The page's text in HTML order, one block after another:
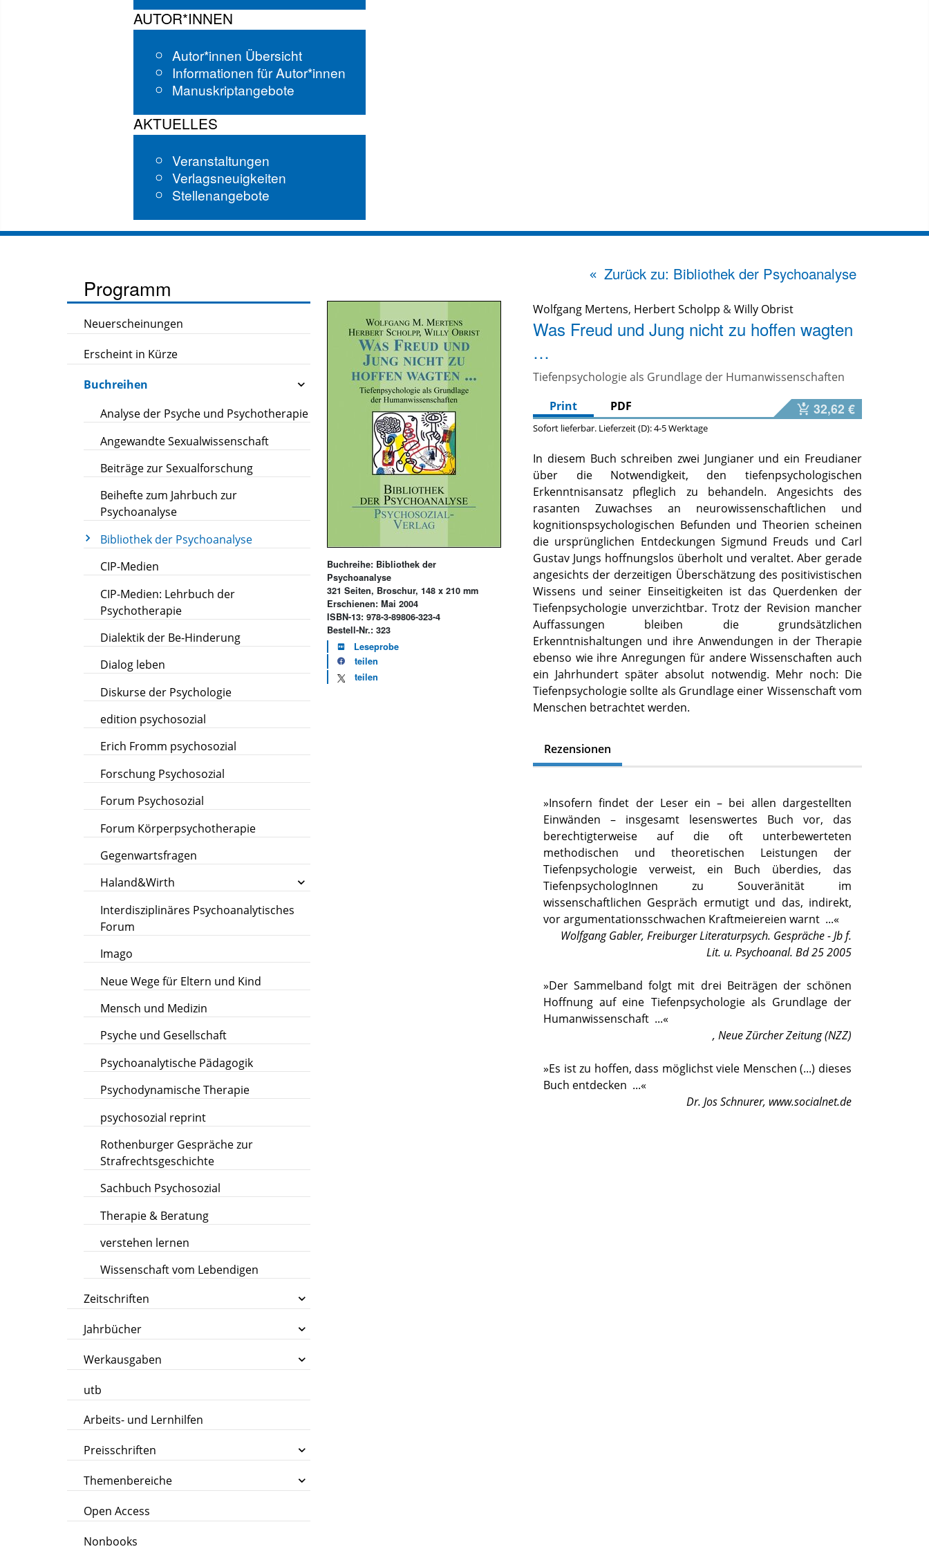
AUTOR*INNEN
Autor*innen Übersicht
Informationen für Autor*innen
Manuskriptangebote
AKTUELLES
Veranstaltungen
Verlagsneuigkeiten
Stellenangebote
Programm
Neuerscheinungen
Erscheint in Kürze
Buchreihen
Analyse der Psyche und Psychotherapie
Angewandte Sexualwissenschaft
Beiträge zur Sexualforschung
Beihefte zum Jahrbuch zur
Psychoanalyse
Bibliothek der Psychoanalyse
CIP-Medien
CIP-Medien: Lehrbuch der
Psychotherapie
Dialektik der Be-Hinderung
Dialog leben
Diskurse der Psychologie
edition psychosozial
Erich Fromm psychosozial
Forschung Psychosozial
Forum Psychosozial
Forum Körperpsychotherapie
Gegenwartsfragen
Haland&Wirth
Interdisziplinäres Psychoanalytisches
Forum
Imago
Neue Wege für Eltern und Kind
Mensch und Medizin
Psyche und Gesellschaft
Psychoanalytische Pädagogik
Psychodynamische Therapie
psychosozial reprint
Rothenburger Gespräche zur
Strafrechtsgeschichte
Sachbuch Psychosozial
Therapie & Beratung
verstehen lernen
Wissenschaft vom Lebendigen
Zeitschriften
Jahrbücher
Werkausgaben
utb
Arbeits- und Lernhilfen
Preisschriften
Themenbereiche
Open Access
Nonbooks
Zurück zu: Bibliothek der Psychoanalyse
Buchreihe: Bibliothek der
Psychoanalyse
321 Seiten, Broschur, 148 x 210 mm
Erschienen: Mai 2004
ISBN-13: 978-3-89806-323-4
Bestell-Nr.: 323
Leseprobe
teilen
teilen
Wolfgang Mertens, Herbert Scholpp &Willy Obrist
Was Freud und Jung nicht zu hoffen wagten
…
Tiefenpsychologie als Grundlage der Humanwissenschaften
Print
PDF 32,62 €
Sofort lieferbar. Lieferzeit (D): 4-5 Werktage
In diesem Buch schreiben zwei Jungianer und ein Freudianer
über die Notwendigkeit, den tiefenpsychologischen
Erkenntnisansatz pfleglich zu behandeln. Angesichts des
rasanten Zuwachses an neurowissenschaftlichen und
kognitionspsychologischen Befunden und Theorien scheinen
die ursprünglichen Entdeckungen Sigmund Freuds und Carl
Gustav Jungs hoffnungslos überholt und veraltet. Aber gerade
angesichts der derzeitigen Überschätzung des positivistischen
Wissens und seiner Einseitigkeiten ist das Querdenken der
Tiefenpsychologie unverzichtbar. Trotz der Revision mancher
Auffassungen bleiben die grundsätzlichen
Erkenntnishaltungen und ihre Anwendungen in der Therapie
ebenso wie ihre Anregungen für andere Wissenschaften auch
ein Jahrhundert später absolut notwendig. Mehr noch: Die
Tiefenpsychologie sollte als Grundlage einer Wissenschaft vom
Menschen betrachtet werden.
Rezensionen
»Insofern findet der Leser ein – bei allen dargestellten
Einwänden – insgesamt lesenswertes Buch vor, das
berechtigterweise auf die oft unterbewerteten
methodischen und theoretischen Leistungen der
Tiefenpsychologie verweist, ein Buch überdies, das
TiefenpsychologInnen zu Souveränität im
wissenschaftlichen Gespräch ermutigt und das, indirekt,
vor argumentationsschwachen Kraftmeiereien warnt ...«
Wolfgang Gabler, Freiburger Literaturpsych. Gespräche - Jb f.
Lit. u. Psychoanal. Bd 25 2005
»Der Sammelband folgt mit drei Beiträgen der schönen
Hoffnung auf eine Tiefenpsychologie als Grundlage der
Humanwissenschaft ...«
, Neue Zürcher Zeitung (NZZ)
»Es ist zu hoffen, dass möglichst viele Menschen (...) dieses
Buch entdecken ...«
Dr. Jos Schnurer, www.socialnet.de